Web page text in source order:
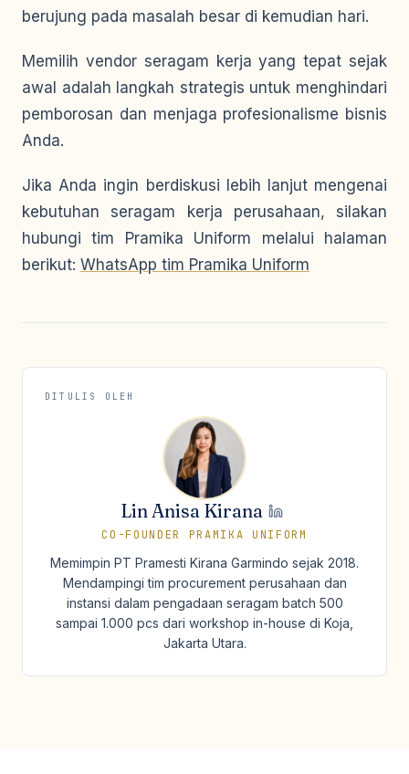
berujung pada masalah besar di kemudian hari.
Memilih vendor seragam kerja yang tepat sejak
awal adalah langkah strategis untuk menghindari
pemborosan dan menjaga profesionalisme bisnis
Anda.
Jika Anda ingin berdiskusi lebih lanjut mengenai
kebutuhan seragam kerja perusahaan, silakan
hubungi tim Pramika Uniform melalui halaman
berikut: WhatsApp tim Pramika Uniform
DITULIS OLEH
Lin Anisa Kirana
CO-FOUNDER PRAMIKA UNIFORM
Memimpin PT Pramesti Kirana Garmindo sejak 2018.
Mendampingi tim procurement perusahaan dan
instansi dalam pengadaan seragam batch 500
sampai 1.000 pcs dari workshop in-house di Koja,
Jakarta Utara.